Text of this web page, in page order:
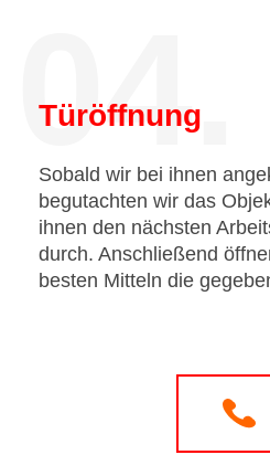
04.
Türöffnung
Sobald wir bei ihnen
begutachten wir das
ihnen den nächsten
durch. Anschließend
besten Mitteln die